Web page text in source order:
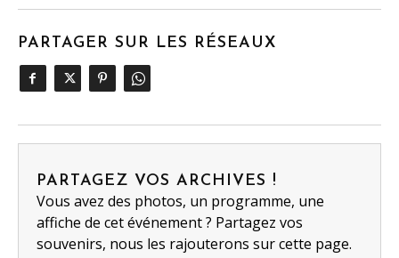
PARTAGER SUR LES RÉSEAUX
PARTAGEZ VOS ARCHIVES !
Vous avez des photos, un programme, une
affiche de cet événement ? Partagez vos
souvenirs, nous les rajouterons sur cette page.